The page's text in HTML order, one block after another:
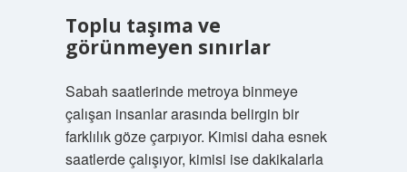
Toplu taşıma ve
görünmeyen sınırlar
Sabah saatlerinde metroya binmeye
çalışan insanlar arasında belirgin bir
farklılık göze çarpıyor. Kimisi daha esnek
saatlerde çalışıyor, kimisi ise dakikalarla